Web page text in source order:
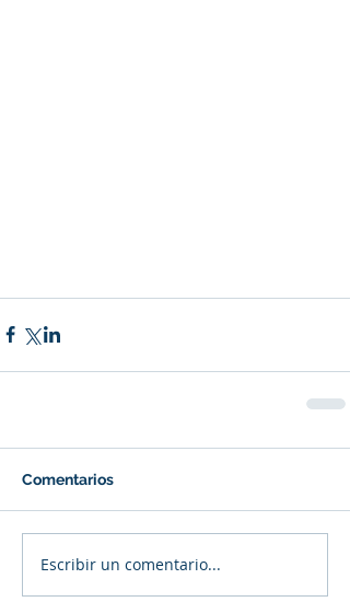
Comentarios
Escribir un comentario...